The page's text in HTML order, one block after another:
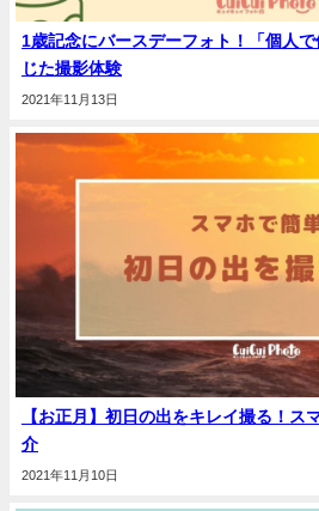
1歳記念にバースデーフォト！「個人
じた撮影体験
2021年11月13日
【お正月】初日の出をキレイ撮る！ス
介
2021年11月10日